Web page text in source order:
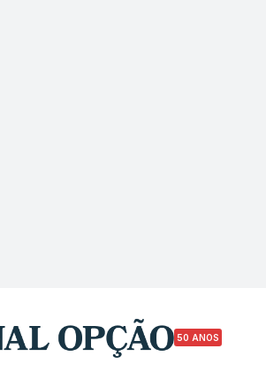
50 ANOS